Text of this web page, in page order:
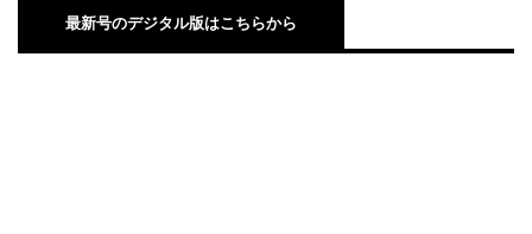
最新号のデジタル版はこちらから